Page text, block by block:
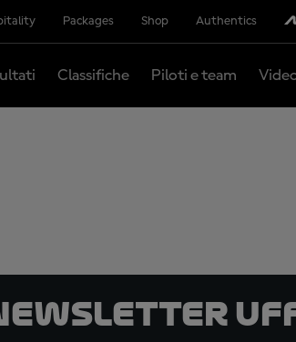
Packages Shop Authentics
Classifiche Piloti e team